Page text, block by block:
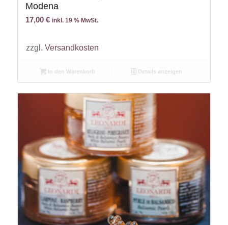
Modena
17,00 € inkl. 19 % MwSt.
zzgl. Versandkosten
In den Warenkorb Details anzeigen